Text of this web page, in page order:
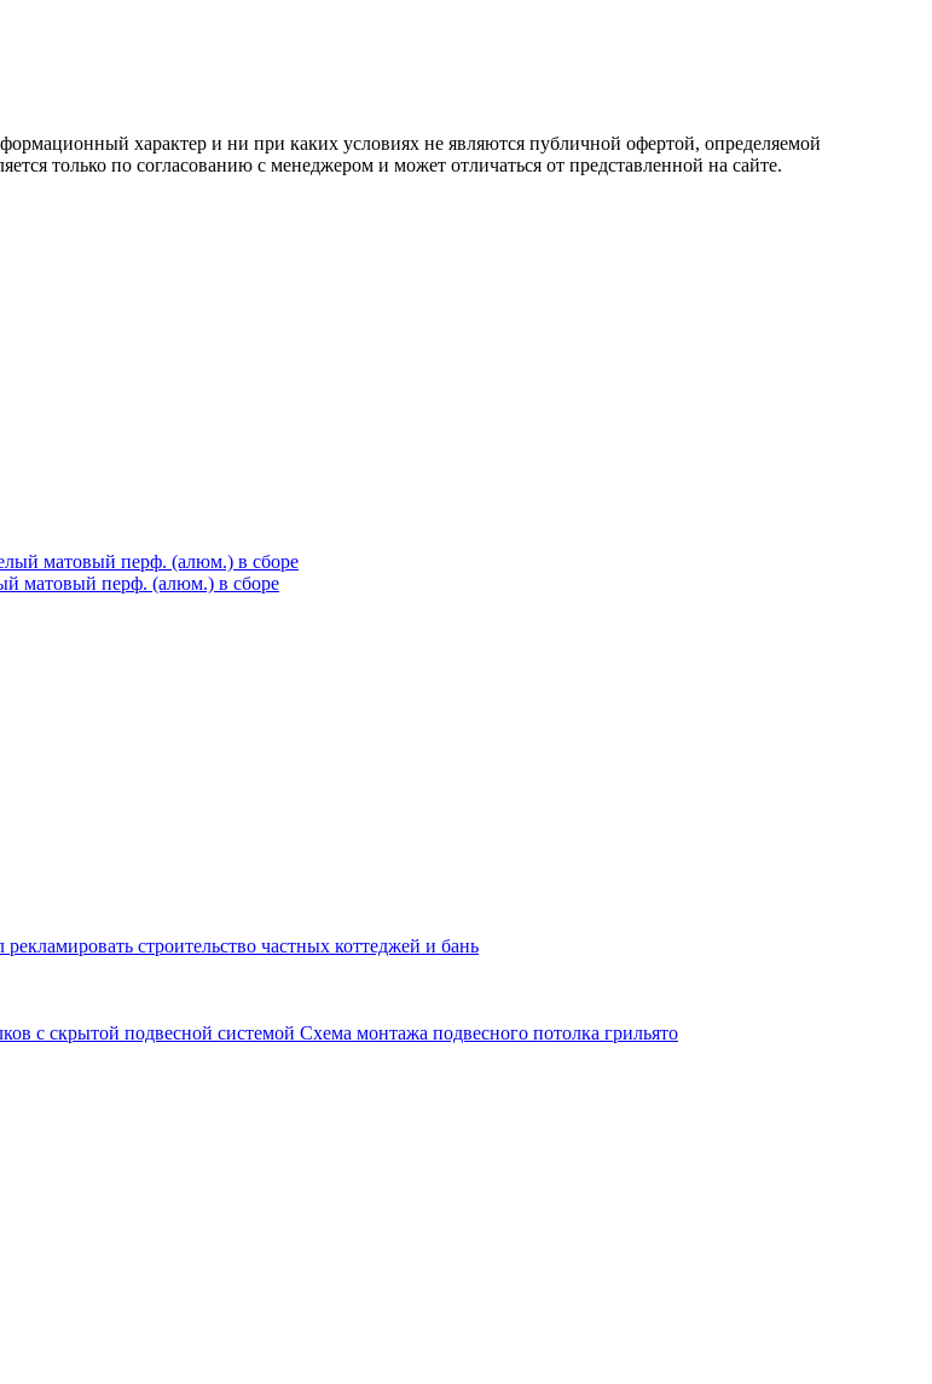
характер и ни при каких условиях не являются публичной офертой, определяемой
только по согласованию с менеджером и может отличаться от представленной на сайте.
матовый перф. (алюм.) в сборе
строительство частных коттеджей и бань
с скрытой подвесной системой Схема монтажа подвесного потолка грильято